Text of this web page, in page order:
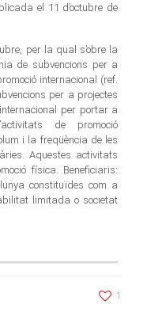
el 11 d’octubre de
per la qual s’obre la
de subvencions per a
internacional (ref.
per a projectes
per portar a
de promoció
i la freqüència de les
Aquestes activitats
física. Beneficiaris:
constituïdes com a
limitada o societat
1